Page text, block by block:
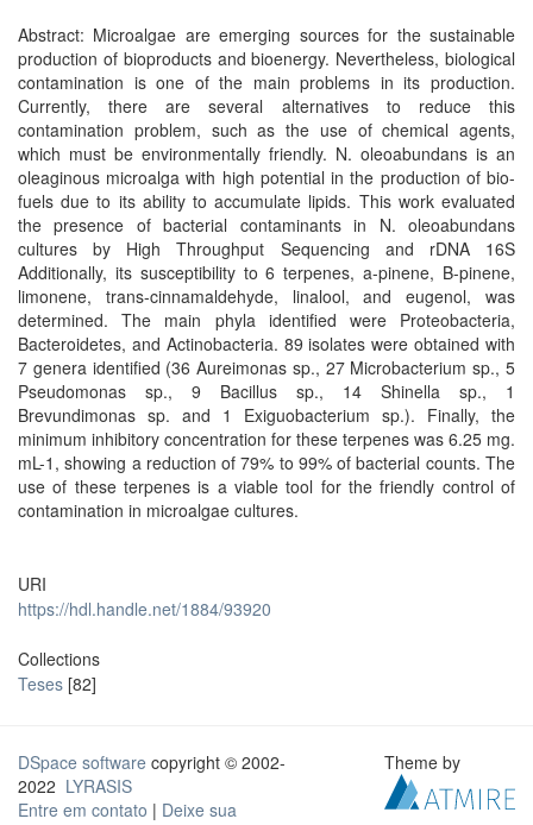
Abstract: Microalgae are emerging sources for the sustainable
production of bioproducts and bioenergy. Nevertheless, biological
contamination is one of the main problems in its production.
Currently, there are several alternatives to reduce this
contamination problem, such as the use of chemical agents,
which must be environmentally friendly. N. oleoabundans is an
oleaginous microalga with high potential in the production of bio-
fuels due to its ability to accumulate lipids. This work evaluated
the presence of bacterial contaminants in N. oleoabundans
cultures by High Throughput Sequencing and rDNA 16S
Additionally, its susceptibility to 6 terpenes, a-pinene, B-pinene,
limonene, trans-cinnamaldehyde, linalool, and eugenol, was
determined. The main phyla identified were Proteobacteria,
Bacteroidetes, and Actinobacteria. 89 isolates were obtained with
7 genera identified (36 Aureimonas sp., 27 Microbacterium sp., 5
Pseudomonas sp., 9 Bacillus sp., 14 Shinella sp., 1
Brevundimonas sp. and 1 Exiguobacterium sp.). Finally, the
minimum inhibitory concentration for these terpenes was 6.25 mg.
mL-1, showing a reduction of 79% to 99% of bacterial counts. The
use of these terpenes is a viable tool for the friendly control of
contamination in microalgae cultures.
URI
https://hdl.handle.net/1884/93920
Collections
Teses [82]
DSpace software copyright © 2002-
2022 LYRASIS
Entre em contato | Deixe sua
Theme by